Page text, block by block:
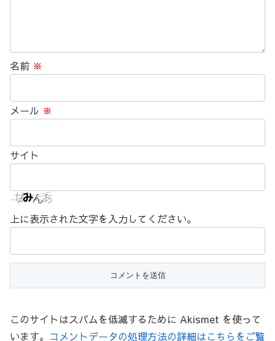
名前 ※
メール ※
サイト
上に表示された文字を入力してください。
このサイトはスパムを低減するために Akismet を使って
います。 コメントデータの処理方法の詳細はこちらをご覧